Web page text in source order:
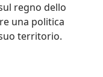
regno dello
una politica
territorio.